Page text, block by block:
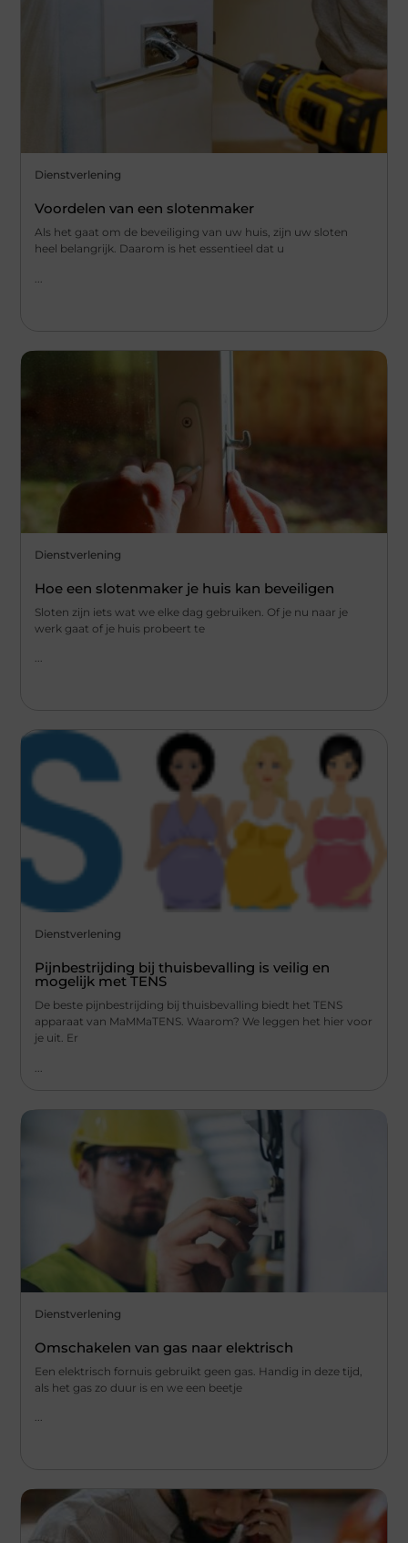
Dienstverlening
Voordelen van een slotenmaker
Als het gaat om de beveiliging van uw huis, zijn uw sloten
heel belangrijk. Daarom is het essentieel dat u
Dienstverlening
Hoe een slotenmaker je huis kan beveiligen
Sloten zijn iets wat we elke dag gebruiken. Of je nu naar je
werk gaat of je huis probeert te
...
Dienstverlening
Pijnbestrijding bij thuisbevalling is veilig en
mogelijk met TENS
De beste pijnbestrijding bij thuisbevalling biedt het TENS
apparaat van MaMMaTENS. Waarom? We leggen het hier voor
je uit. Er
Dienstverlening
Omschakelen van gas naar elektrisch
Een elektrisch fornuis gebruikt geen gas. Handig in deze tijd,
als het gas zo duur is en we een beetje